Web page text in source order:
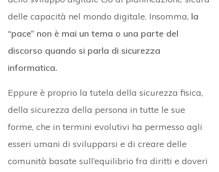
delle capacità nel mondo digitale. Insomma, la
“pace” non è mai un tema o una parte del
discorso quando si parla di sicurezza
informatica.
Eppure è proprio la tutela della sicurezza fisica,
della sicurezza della persona in tutte le sue
forme, che in termini evolutivi ha permesso agli
esseri umani di svilupparsi e di creare delle
comunità basate sull’equilibrio fra diritti e doveri